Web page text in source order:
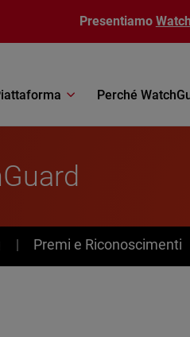
Presentiamo
Perché
Premi e Riconoscimenti